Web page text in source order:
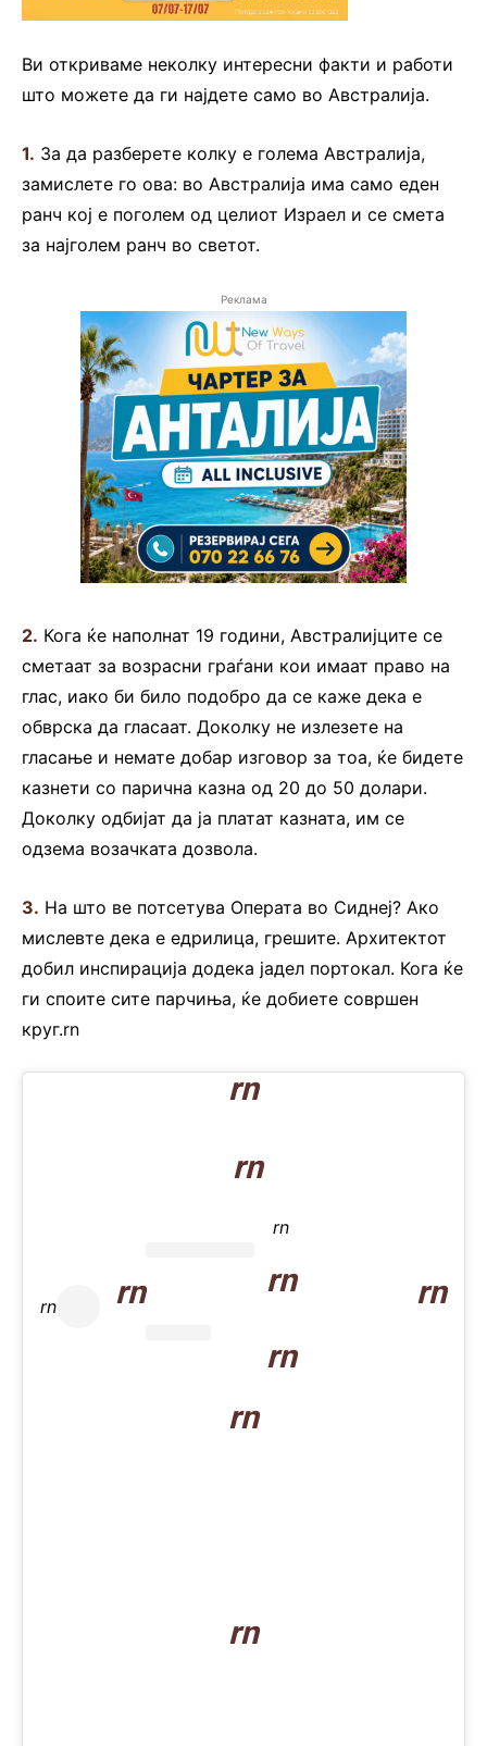
Ви откриваме неколку интересни факти и работи
што можете да ги најдете само во Австралија.
1. За да разберете колку е голема Австралија,
замислете го ова: во Австралија има само еден
ранч кој е поголем од целиот Израел и се смета
за најголем ранч во светот.
Реклама
2. Кога ќе наполнат 19 години, Австралијците се
сметаат за возрасни граѓани кои имаат право на
глас, иако би било подобро да се каже дека е
обврска да гласаат. Доколку не излезете на
гласање и немате добар изговор за тоа, ќе бидете
казнети со парична казна од 20 до 50 долари.
Доколку одбијат да ја платат казната, им се
одзема возачката дозвола.
3. На што ве потсетува Операта во Сиднеј? Ако
мислевте дека е едрилица, грешите. Архитектот
добил инспирација додека јадел портокал. Кога ќе
ги споите сите парчиња, ќе добиете совршен
круг.rn
rn
rn
rn rn
rn
rn
rn
rn
rn
rn